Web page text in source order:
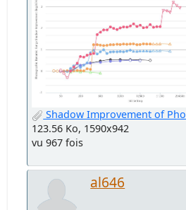
Shadow Improvement of Photographic
123.56 Ko, 1590x942
vu 967 fois
al646